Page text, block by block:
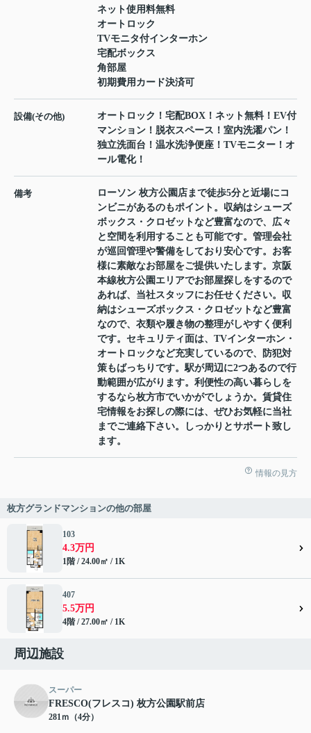
ネット使用料無料
オートロック
TVモニタ付インターホン
宅配ボックス
角部屋
初期費用カード決済可
設備(その他)
オートロック！宅配BOX！ネット無料！EV付
マンション！脱衣スペース！室内洗濯パン！
独立洗面台！温水洗浄便座！TVモニター！オ
ール電化！
備考
ローソン 枚方公園店まで徒歩5分と近場にコ
ンビニがあるのもポイント。収納はシューズ
ボックス・クロゼットなど豊富なので、広々
と空間を利用することも可能です。管理会社
が巡回管理や警備をしており安心です。お客
様に素敵なお部屋をご提供いたします。京阪
本線枚方公園エリアでお部屋探しをするので
あれば、当社スタッフにお任せください。収
納はシューズボックス・クロゼットなど豊富
なので、衣類や履き物の整理がしやすく便利
です。セキュリティ面は、TVインターホン・
オートロックなど充実しているので、防犯対
策もばっちりです。駅が周辺に2つあるので行
動範囲が広がります。利便性の高い暮らしを
するなら枚方市でいかがでしょうか。賃貸住
宅情報をお探しの際には、ぜひお気軽に当社
までご連絡下さい。しっかりとサポート致し
ます。
情報の見方
枚方グランドマンションの他の部屋
103
4.3万円
1階 / 24.00㎡ / 1K
407
5.5万円
4階 / 27.00㎡ / 1K
周辺施設
スーパー
FRESCO(フレスコ) 枚方公園駅前店
281ｍ（4分）